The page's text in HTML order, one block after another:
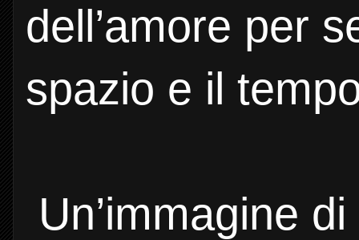
dell’amore per
spazio e il
Un’immagine